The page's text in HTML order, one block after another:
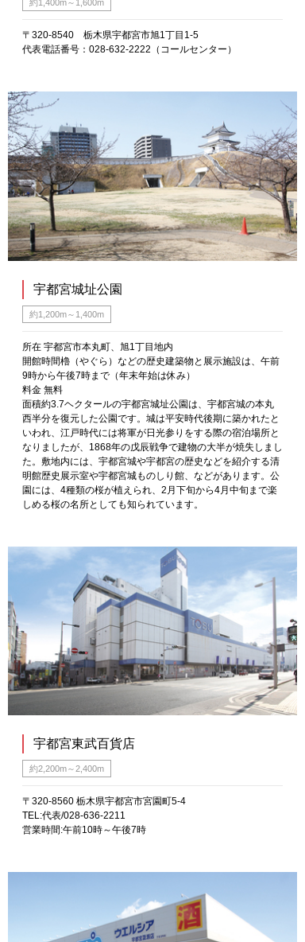
約1,400m～1,600m
〒320-8540 栃木県宇都宮市旭1丁目1-5
代表電話番号：028-632-2222（コールセンター）
宇都宮城址公園
約1,200m～1,400m
所在 宇都宮市本丸町、旭1丁目地内
開館時間櫓（やぐら）などの歴史建築物と展示施設は、午前
9時から午後7時まで（年末年始は休み）
料金 無料
面積約3.7ヘクタールの宇都宮城址公園は、宇都宮城の本丸
西半分を復元した公園です。城は平安時代後期に築かれたと
いわれ、江戸時代には将軍が日光参りをする際の宿泊場所と
なりましたが、1868年の戊辰戦争で建物の大半が焼失しまし
た。敷地内には、宇都宮城や宇都宮の歴史などを紹介する清
明館歴史展示室や宇都宮城ものしり館、などがあります。公
園には、4種類の桜が植えられ、2月下旬から4月中旬まで楽
しめる桜の名所としても知られています。
宇都宮東武百貨店
約2,200m～2,400m
〒320-8560 栃木県宇都宮市宮園町5-4
TEL:代表/028-636-2211
営業時間:午前10時～午後7時